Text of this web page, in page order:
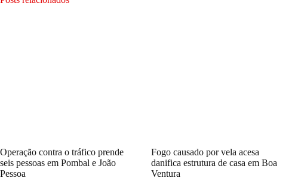
Operação contra o tráfico prende
seis pessoas em Pombal e João
Pessoa
Fogo causado por vela acesa
danifica estrutura de casa em Boa
Ventura